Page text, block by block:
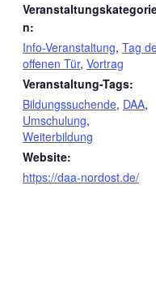
n:
Info-Veranstaltung, Tag
offenen Tür, Vortrag
Veranstaltung-Tags:
Bildungssuchende, DAA,
Umschulung,
Weiterbildung
Website:
https://daa-nordost.de/